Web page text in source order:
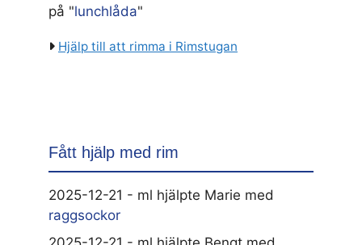
på "lunchlåda"
Hjälp till att rimma i Rimstugan
Fått hjälp med rim
2025-12-21 - ml hjälpte Marie med
raggsockor